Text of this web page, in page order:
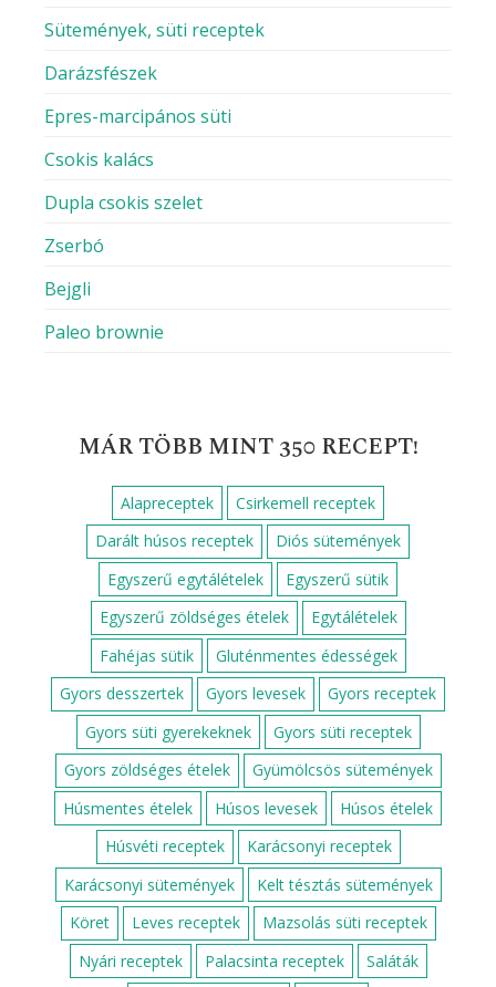
Sütemények, süti receptek
Darázsfészek
Epres-marcipános süti
Csokis kalács
Dupla csokis szelet
Zserbó
Bejgli
Paleo brownie
MÁR TÖBB MINT 350 RECEPT!
Alapreceptek
Csirkemell receptek
Darált húsos receptek
Diós sütemények
Egyszerű egytálételek
Egyszerű sütik
Egyszerű zöldséges ételek
Egytálételek
Fahéjas sütik
Gluténmentes édességek
Gyors desszertek
Gyors levesek
Gyors receptek
Gyors süti gyerekeknek
Gyors süti receptek
Gyors zöldséges ételek
Gyümölcsös sütemények
Húsmentes ételek
Húsos levesek
Húsos ételek
Húsvéti receptek
Karácsonyi receptek
Karácsonyi sütemények
Kelt tésztás sütemények
Köret
Leves receptek
Mazsolás süti receptek
Nyári receptek
Palacsinta receptek
Saláták